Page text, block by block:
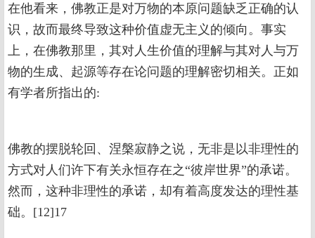
在他看来，佛教正是对万物的本原问题缺乏正确的认
识，故而最终导致这种价值虚无主义的倾向。事实
上，在佛教那里，其对人生价值的理解与其对人与万
物的生成、起源等存在论问题的理解密切相关。正如
有学者所指出的:
佛教的摆脱轮回、涅槃寂静之说，无非是以非理性的
方式对人们许下有关永恒存在之“彼岸世界”的承诺。
然而，这种非理性的承诺，却有着高度发达的理性基
础。[12]17